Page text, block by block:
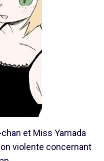
et Miss Yamada
violente concernant